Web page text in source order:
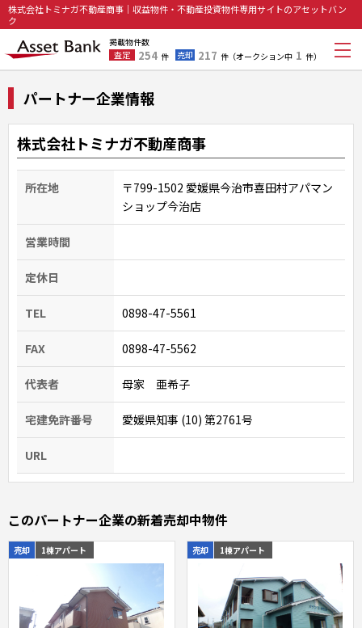
株式会社トミナガ不動産商事｜収益物件・不動産投資物件専用サイトのアセットバン
ク
掲載物件数
査定
254 件 売却 217 件（オークション中 1 件）
パートナー企業情報
株式会社トミナガ不動産商事
所在地
〒799-1502 愛媛県今治市喜田村アパマン
ショップ今治店
営業時間
定休日
TEL 0898-47-5561
FAX 0898-47-5562
代表者 母家 亜希子
宅建免許番号 愛媛県知事 (10) 第2761号
URL
このパートナー企業の新着売却中物件
売却 1棟アパート 売却 1棟アパート